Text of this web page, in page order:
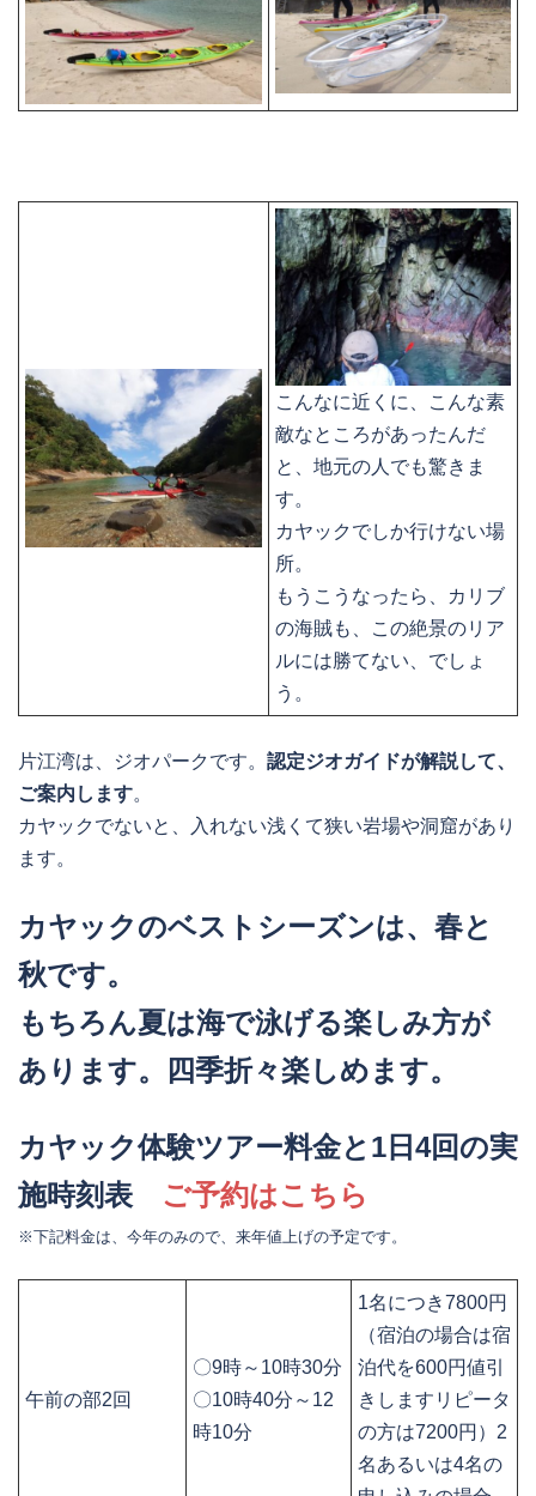
こんなに近くに、こんな素
敵なところがあったんだ
と、地元の人でも驚きま
す。
カヤックでしか行けない場
所。
もうこうなったら、カリブ
の海賊も、この絶景のリア
ルには勝てない、でしょ
う。
片江湾は、ジオパークです。 認定ジオガイドが解説して、
ご案内します。
カヤックでないと、入れない浅くて狭い岩場や洞窟があり
ます。
カヤックのベストシーズンは、春と
秋です。
もちろん夏は海で泳げる楽しみ方が
あります。四季折々楽しめます。
カヤック体験ツアー料金と1日4回の実
施時刻表
ご予約はこちら
※下記料金は、今年のみので、来年値上げの予定です。
午前の部2回
〇9時～10時30分
〇10時40分～12
時10分
1名につき7800円
（宿泊の場合は宿
泊代を600円値引
きしますリピータ
の方は7200円）2
名あるいは4名の